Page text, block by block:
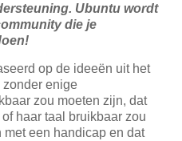
Ubuntu wordt
die je
op de ideeën uit het
zonder enige
zou moeten zijn, dat
haar taal bruikbaar zou
een handicap en dat